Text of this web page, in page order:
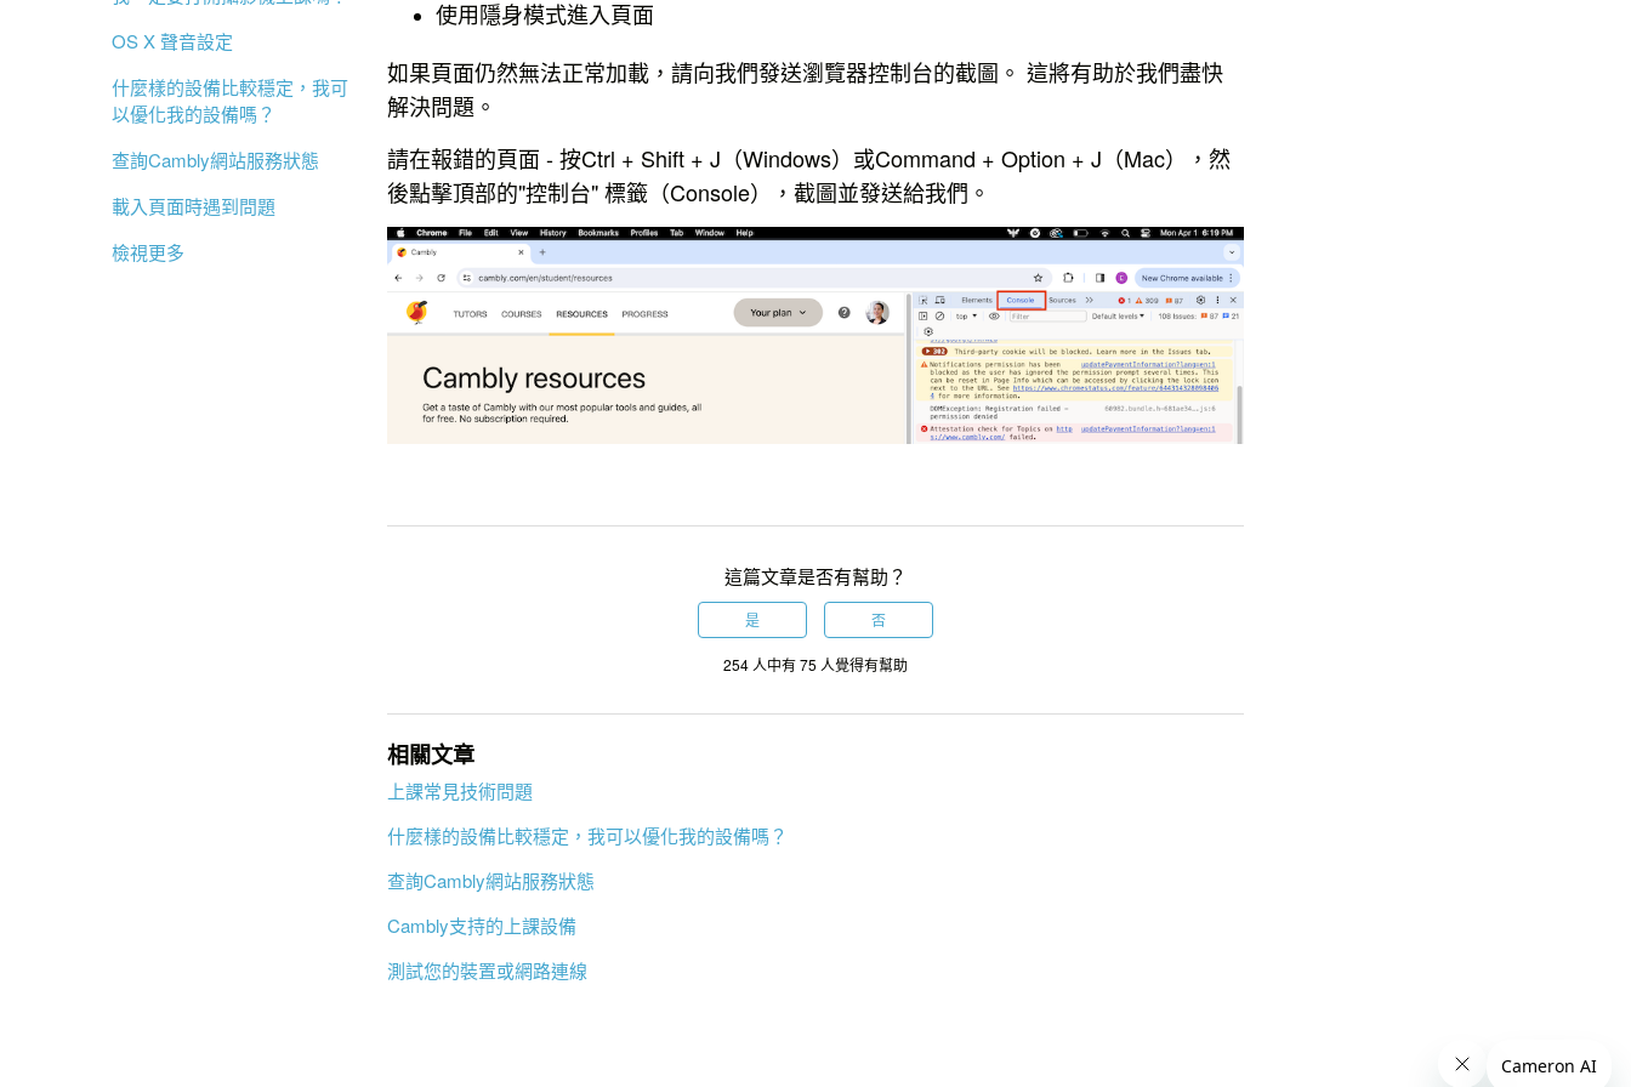
OS X 聲音設定
什麼樣的設備比較穩定，我可
以優化我的設備嗎？
查詢Cambly網站服務狀態
載入頁面時遇到問題
檢視更多
使用隱身模式進入頁面
如果頁面仍然無法正常加載，請向我們發送瀏覽器控制台的截圖。 這將有助於我們盡快
解決問題。
請在報錯的頁面 - 按Ctrl + Shift + J（Windows）或Command + Option + J（Mac），然
後點擊頂部的"控制台" 標籤（Console），截圖並發送給我們。
這篇文章是否有幫助？
是 否
254 人中有 75 人覺得有幫助
相關文章
上課常見技術問題
什麼樣的設備比較穩定，我可以優化我的設備嗎？
查詢Cambly網站服務狀態
Cambly支持的上課設備
測試您的裝置或網路連線